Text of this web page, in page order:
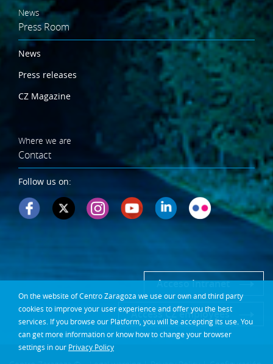
On the website of Centro Zaragoza we use our own and third party
cookies to improve your user experience and offer you the best
services. If you browse our Platform, you will be accepting its use. You
can get more information or know how to change your browser
settings in our Privacy Policy
News
Press Room
News
Press releases
CZ Magazine
Where we are
Contact
Follow us on:
Acceso Intranet
Access CZ employees